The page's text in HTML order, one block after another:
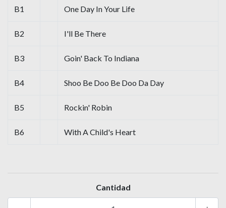
B1 One Day In Your Life
B2 I'll Be There
B3 Goin' Back To Indiana
B4 Shoo Be Doo Be Doo Da Day
B5 Rockin' Robin
B6 With A Child's Heart
Cantidad